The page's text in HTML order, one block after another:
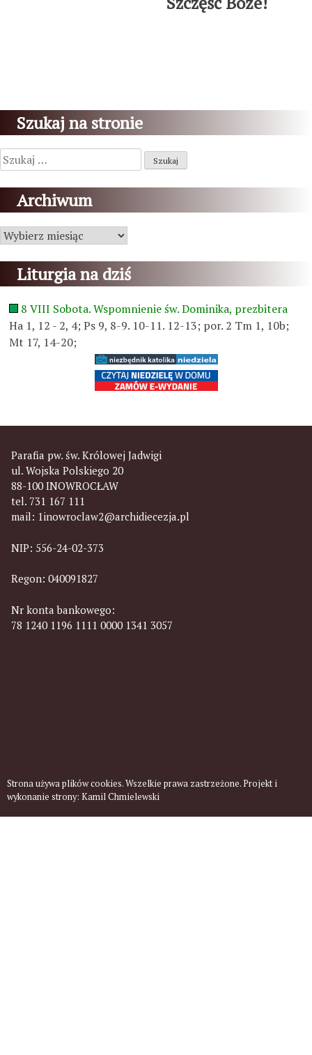
Szukaj na stronie
Szukaj:
Archiwum
Archiwum
Liturgia na dziś
8 VIII Sobota. Wspomnienie św. Dominika, prezbitera
Ha 1, 12 - 2, 4; Ps 9, 8-9. 10-11. 12-13; por. 2 Tm 1, 10b;
Mt 17, 14-20;
Parafia pw. św. Królowej Jadwigi
ul. Wojska Polskiego 20
88-100 INOWROCŁAW
tel. 731 167 111
mail: 1inowroclaw2@archidiecezja.pl
NIP: 556-24-02-373
Regon: 040091827
Nr konta bankowego:
78 1240 1196 1111 0000 1341 3057
Strona używa plików cookies. Wszelkie prawa zastrzeżone. Projekt i
wykonanie strony: Kamil Chmielewski